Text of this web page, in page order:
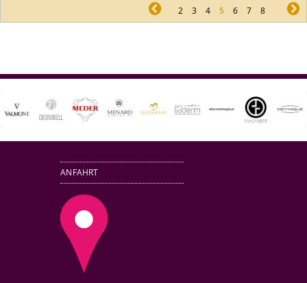
pr 2 3 4 5 6 7 8
ANFAHRT